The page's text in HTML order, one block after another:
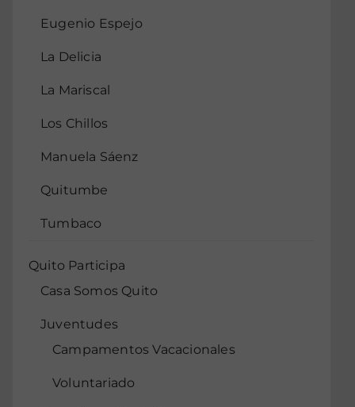
Eugenio Espejo
La Delicia
La Mariscal
Los Chillos
Manuela Sáenz
Quitumbe
Tumbaco
Quito Participa
Casa Somos Quito
Juventudes
Campamentos Vacacionales
Voluntariado